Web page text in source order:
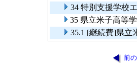
34 特別支援学校
35 県立米子高等
35.1 [継続費]県立
前